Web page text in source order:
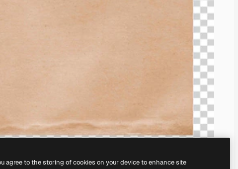
agree to the storing of cookies on your device to enhance site